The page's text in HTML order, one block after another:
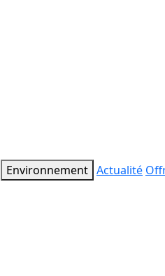
Environnement Actualité